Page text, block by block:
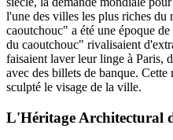
l'une des villes les plus riches
caoutchouc" a été une époque
du caoutchouc" rivalisaient
faisaient laver leur linge à Paris,
avec des billets de banque. Cette
sculpté le visage de la ville.
L'Héritage Architectural